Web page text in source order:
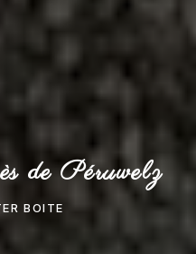
de Péruwelz
BOITE